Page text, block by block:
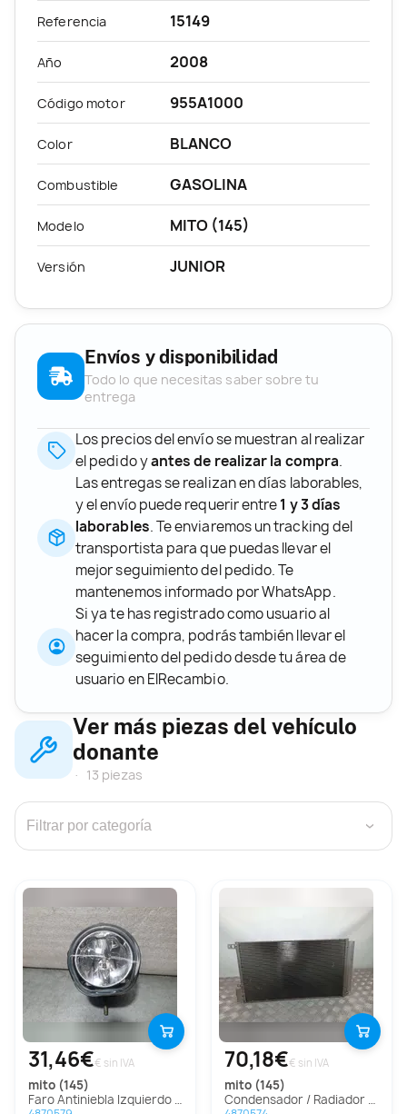
Referencia 15149
Año 2008
Código motor 955A1000
Color BLANCO
Combustible GASOLINA
Modelo MITO (145)
Versión JUNIOR
Envíos y disponibilidad
Todo lo que necesitas saber sobre tu
entrega
Los precios del envío se muestran al realizar
el pedido yantes de realizar la compra.
Las entregas se realizan en días laborables,
y el envío puede requerir entre1 y 3 días
laborables. Te enviaremos un tracking del
transportista para que puedas llevar el
mejor seguimiento del pedido. Te
mantenemos informado por WhatsApp.
Si ya te has registrado como usuario al
hacer la compra, podrás también llevar el
seguimiento del pedido desde tu área de
usuario en ElRecambio.
Ver más piezas del vehículo
donante
13 piezas
›
31,46€€ sin IVA
mito (145)
Faro Antiniebla Izquierdo Para Alfa Romeo Mito
70,18€€ sin IVA
mito (145)
Condensador / Radiador Aire Acondicionado Para Alfa Romeo Mito